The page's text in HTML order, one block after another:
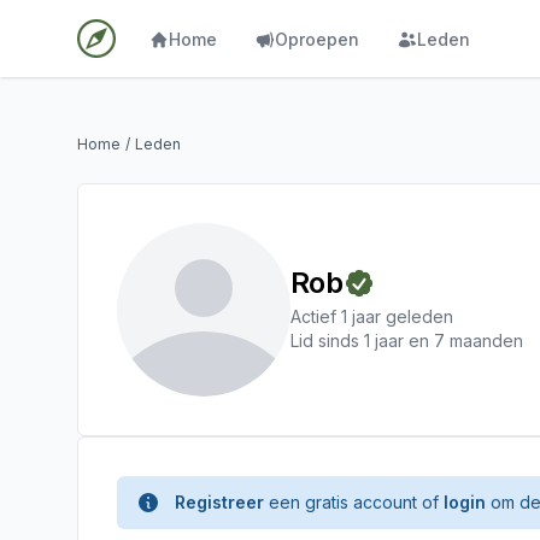
Home Oproepen Leden
Home / Leden
Rob
Actief 1 jaar geleden
Lid sinds 1 jaar en 7 maanden
Registreer een gratis account of login om